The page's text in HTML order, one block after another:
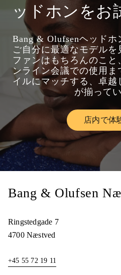
ッドホンをお
Bang & Olufsenヘッドホ
ご自分に最適なモデル
ファンはもちろんのこ
ンライン会議での使用ま
イルにマッチする、卓
が揃って
店内で体
Bang & Olufsen
Ringstedgade 7
4700 Næstved
+45 55 72 19 11